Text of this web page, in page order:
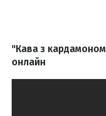
"Кава з
онлайн